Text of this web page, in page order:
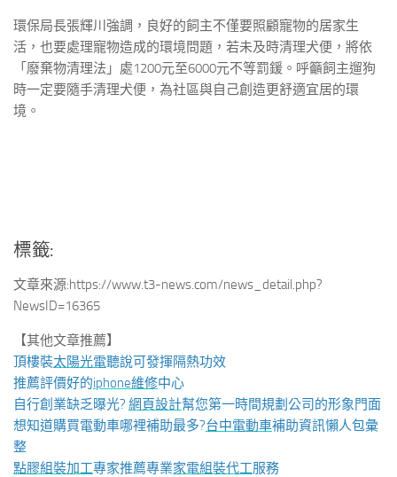
環保局長張輝川強調，良好的飼主不僅要照顧寵物的居家生
活，也要處理寵物造成的環境問題，若未及時清理犬便，將依
「廢棄物清理法」處1200元至6000元不等罰鍰。呼籲飼主遛狗
時一定要隨手清理犬便，為社區與自己創造更舒適宜居的環
境。
標籤:
文章來源:https://www.t3-news.com/news_detail.php?
NewsID=16365
【其他文章推薦】
頂樓裝太陽光電聽說可發揮隔熱功效
推薦評價好的iphone維修中心
自行創業缺乏曝光? 網頁設計幫您第一時間規劃公司的形象門面
想知道購買電動車哪裡補助最多?台中電動車補助資訊懶人包彙
整
點膠組裝加工專家推薦專業家電組裝代工服務